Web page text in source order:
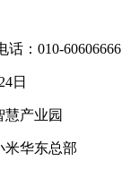
：010-60606666
日
产业园
米华东总部